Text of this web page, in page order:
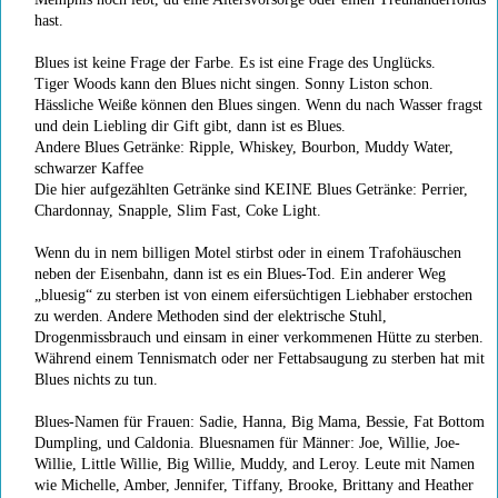
hast.
Blues ist keine Frage der Farbe. Es ist eine Frage des Unglücks.
Tiger Woods kann den Blues nicht singen. Sonny Liston schon.
Hässliche Weiße können den Blues singen. Wenn du nach Wasser fragst
und dein Liebling dir Gift gibt, dann ist es Blues.
Andere Blues Getränke: Ripple, Whiskey, Bourbon, Muddy Water,
schwarzer Kaffee
Die hier aufgezählten Getränke sind KEINE Blues Getränke: Perrier,
Chardonnay, Snapple, Slim Fast, Coke Light.
Wenn du in nem billigen Motel stirbst oder in einem Trafohäuschen
neben der Eisenbahn, dann ist es ein Blues-Tod. Ein anderer Weg
„bluesig“ zu sterben ist von einem eifersüchtigen Liebhaber erstochen
zu werden. Andere Methoden sind der elektrische Stuhl,
Drogenmissbrauch und einsam in einer verkommenen Hütte zu sterben.
Während einem Tennismatch oder ner Fettabsaugung zu sterben hat mit
Blues nichts zu tun.
Blues-Namen für Frauen: Sadie, Hanna, Big Mama, Bessie, Fat Bottom
Dumpling, und Caldonia. Bluesnamen für Männer: Joe, Willie, Joe-
Willie, Little Willie, Big Willie, Muddy, and Leroy. Leute mit Namen
wie Michelle, Amber, Jennifer, Tiffany, Brooke, Brittany and Heather